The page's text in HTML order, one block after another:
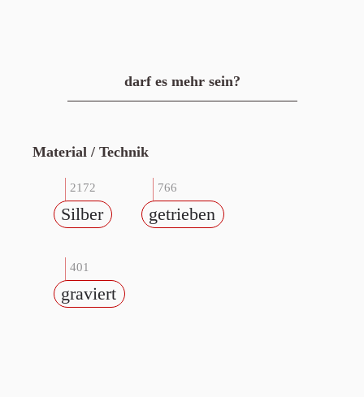
darf es mehr sein?
Material / Technik
2172
Silber
766
getrieben
401
graviert